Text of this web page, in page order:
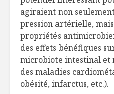
agiraient non
pression artérielle,
propriétés
des effets bénéfiques
microbiote intestinal et
des maladies
obésité, infarctus, etc.).